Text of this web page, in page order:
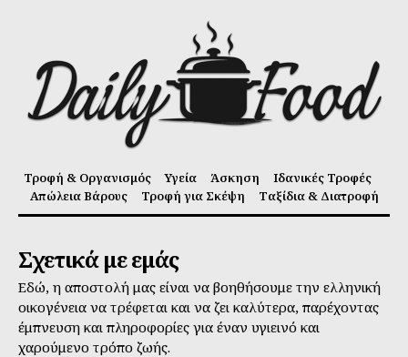
Τροφή & Οργανισμός Υγεία Άσκηση
Ιδανικές Τροφές
Απώλεια Βάρους
Τροφή για Σκέψη Ταξίδια & Διατροφή
Σχετικά με εμάς
Εδώ, η αποστολή μας είναι να βοηθήσουμε την ελληνική
οικογένεια να τρέφεται και να ζει καλύτερα, παρέχοντας
έμπνευση και πληροφορίες για έναν υγιεινό και
χαρούμενο τρόπο ζωής.